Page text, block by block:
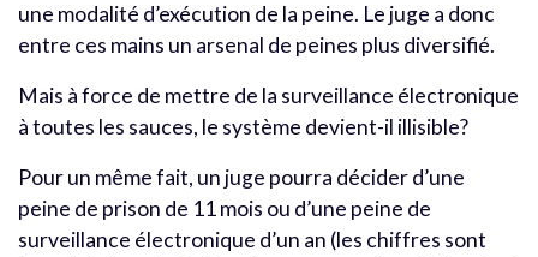
une modalité d’exécution de la peine. Le juge a donc
entre ces mains un arsenal de peines plus diversifié.
Mais à force de mettre de la surveillance électronique
à toutes les sauces, le système devient-il illisible?
Pour un même fait, un juge pourra décider d’une
peine de prison de 11 mois ou d’une peine de
surveillance électronique d’un an (les chiffres sont